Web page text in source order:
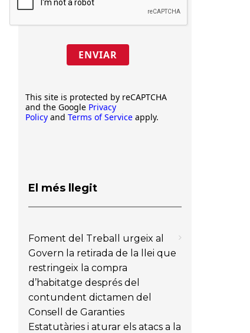
ENVIAR
This site is protected by reCAPTCHA
and the Google Privacy
Policy and Terms of Service apply.
El més llegit
Foment del Treball urgeix al
Govern la retirada de la llei que
restringeix la compra
d’habitatge després del
contundent dictamen del
Consell de Garanties
Estatutàries i aturar els atacs a la